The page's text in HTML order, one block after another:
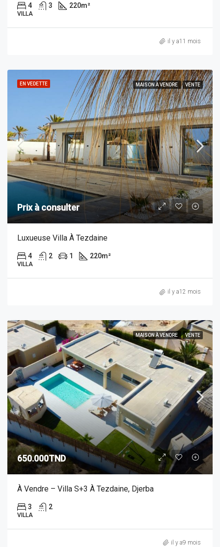
4 3 220m²
VILLA
il y a11 mois
EN VEDETTE MAISON À VENDRE VENTE
Prix à consulter
Luxueuse Villa À Tezdaine
4 2 1 220m²
VILLA
il y a12 mois
MAISON À VENDRE VENTE
650.000TND
À Vendre – Villa S+3 À Tezdaine, Djerba
3 2
VILLA
il y a9 mois